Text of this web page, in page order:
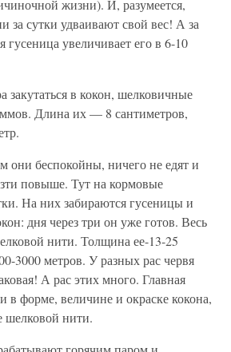
жизни). И, разумеется,
за сутки удваивают свой вес! А за
гусеница увеличивает его в 6-10
закутаться в кокон, шелковичные
Длина их — 8 сантиметров,
они беспокойны, ничего не едят и
повыше. Тут на кормовые
На них забираются гусеницы и
дня через три он уже готов. Весь
нити. Толщина ее-13-25
3000 метров. У разных рас червя
А рас этих много. Главная
в форме, величине и окраске кокона,
шелковой нити.